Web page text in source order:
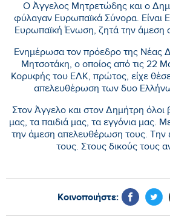
Ο Άγγελος Μητρετώδης και ο
φύλαγαν Ευρωπαϊκά Σύνορα. Είναι
Ευρωπαϊκή Ένωση, ζητά την άμεση
Ενημέρωσα τον πρόεδρο της Νέας
Μητσοτάκη, ο οποίος από τις 22
Κορυφής του ΕΛΚ, πρώτος, είχε
απελευθέρωση των δυο
Στον Άγγελο και στον Δημήτρη
μας, τα παιδιά μας, τα εγγόνια μας.
την άμεση απελευθέρωση τους. Την
τους. Στους δικούς τους
Κοινοποιήστε: